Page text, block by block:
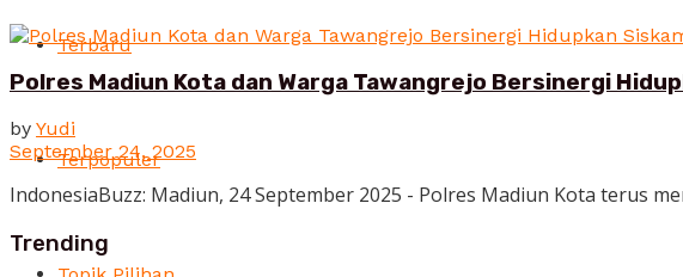
Terbaru
Terpopuler
Polres Madiun Kota dan Warga Tawangrejo Bersinergi
by Yudi
September 24, 2025
IndonesiaBuzz: Madiun, 24 September 2025 - Polres Madiun Kota terus
Trending